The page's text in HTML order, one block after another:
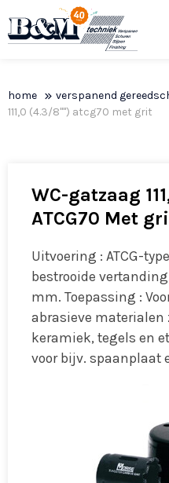
home verspanend
111,0 (4.3/8"") atcg70 met grit
WC-gatzaag
ATCG70 Met
Uitvoering : ATCG-
bestrooide
mm. Toepassing :
abrasieve materialen
keramiek, tegels en
voor bijv. spaanplaat